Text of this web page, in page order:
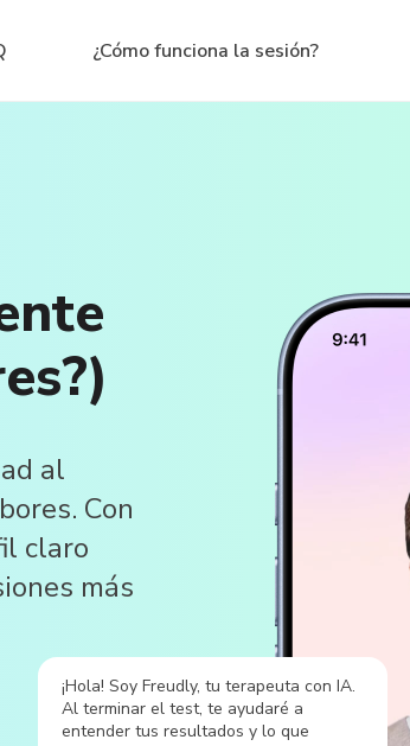
¿Cómo funciona la sesión?
al
Con
claro
más
¡Hola! Soy Freudly, tu terapeuta con IA.
Al terminar el test, te ayudaré a
entender tus resultados y lo que